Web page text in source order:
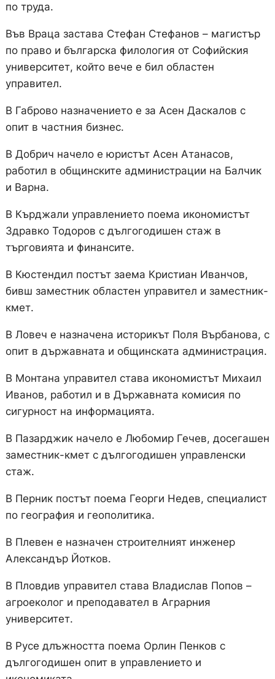
по труда.
Във Враца застава Стефан Стефанов – магистър
по право и българска филология от Софийския
университет, който вече е бил областен
управител.
В Габрово назначението е за Асен Даскалов с
опит в частния бизнес.
В Добрич начело е юристът Асен Атанасов,
работил в общинските администрации на Балчик
и Варна.
В Кърджали управлението поема икономистът
Здравко Тодоров с дългогодишен стаж в
търговията и финансите.
В Кюстендил постът заема Кристиан Иванчов,
бивш заместник областен управител и заместник-
кмет.
В Ловеч е назначена историкът Поля Върбанова, с
опит в държавната и общинската администрация.
В Монтана управител става икономистът Михаил
Иванов, работил и в Държавната комисия по
сигурност на информацията.
В Пазарджик начело е Любомир Гечев, досегашен
заместник-кмет с дългогодишен управленски
стаж.
В Перник постът поема Георги Недев, специалист
по география и геополитика.
В Плевен е назначен строителният инженер
Александър Йотков.
В Пловдив управител става Владислав Попов –
агроеколог и преподавател в Аграрния
университет.
В Русе длъжността поема Орлин Пенков с
дългогодишен опит в управлението и